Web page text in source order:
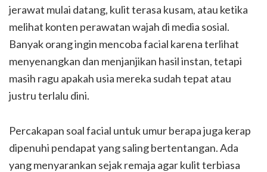
jerawat mulai datang, kulit terasa kusam, atau ketika
melihat konten perawatan wajah di media sosial.
Banyak orang ingin mencoba facial karena terlihat
menyenangkan dan menjanjikan hasil instan, tetapi
masih ragu apakah usia mereka sudah tepat atau
justru terlalu dini.
Percakapan soal facial untuk umur berapa juga kerap
dipenuhi pendapat yang saling bertentangan. Ada
yang menyarankan sejak remaja agar kulit terbiasa